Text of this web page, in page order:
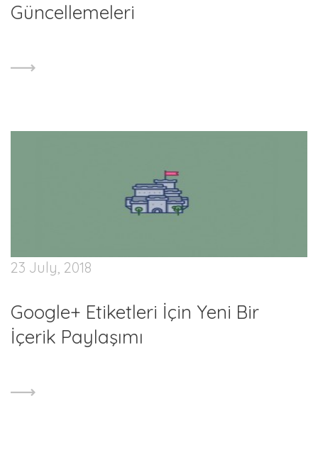
Güncellemeleri
23 July, 2018
Google+ Etiketleri İçin Yeni Bir
İçerik Paylaşımı